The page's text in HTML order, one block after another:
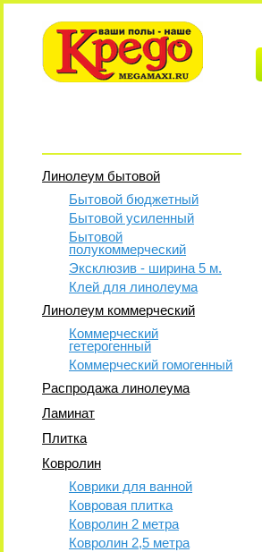
Линолеум бытовой
Бытовой бюджетный
Бытовой усиленный
Бытовой
полукоммерческий
Эксклюзив - ширина 5 м.
Клей для линолеума
Линолеум коммерческий
Коммерческий
гетерогенный
Коммерческий гомогенный
Распродажа линолеума
Ламинат
Плитка
Ковролин
Коврики для ванной
Ковровая плитка
Ковролин 2 метра
Ковролин 2,5 метра